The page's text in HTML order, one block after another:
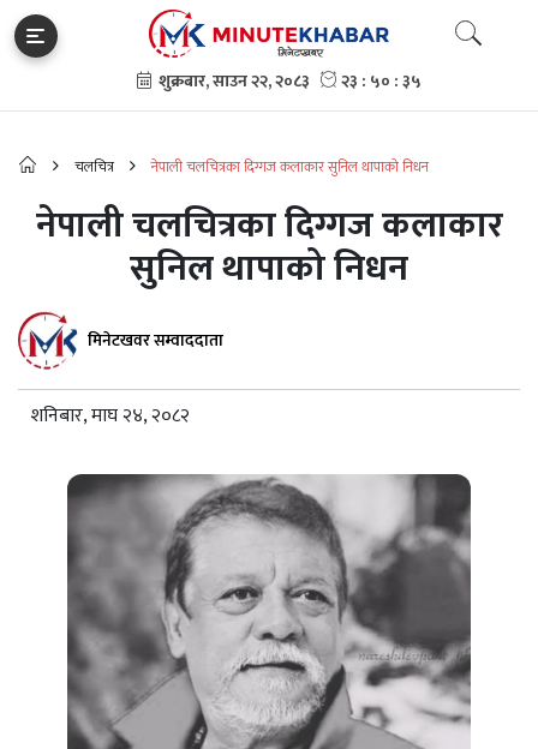
चलचित्र नेपाली चलचित्रका दिग्गज कलाकार सुनिल थापाको निधन
नेपाली चलचित्रका दिग्गज कलाकार
सुनिल थापाको निधन
मिनेटखवर सम्वाददाता
शनिबार, माघ २४, २०८२